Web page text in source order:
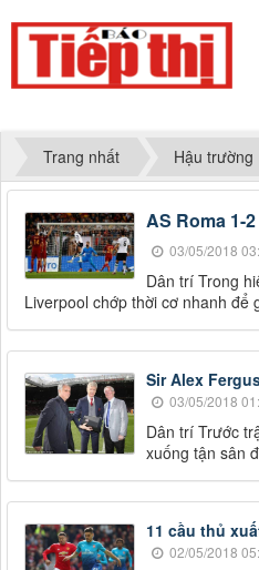
Trang nhất Hậu trường
AS Roma 1-
03/05/2018
Dân trí Trong
Liverpool chớp thời cơ nhanh
Sir Alex
03/05/2018
Dân trí Trước
xuống tận sân
11 cầu thủ
02/05/2018